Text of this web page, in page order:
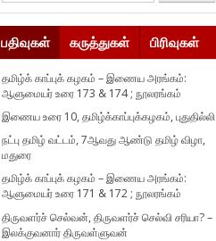
பதிவுகள் கருத்துகள் பிரிவுகள்
தமிழ்க் காப்புக் கழகம் – இணைய அரங்கம்:
ஆளுமையர் உரை 173 & 174 ; நூலரங்கம்
இணைய உரை 10, தமிழ்க்காப்புக்கழகம், புதுதில்லி
நட்பு தமிழ் வட்டம், 7ஆவது ஆண்டு தமிழ் விழா,
மதுரை
தமிழ்க் காப்புக் கழகம் – இணைய அரங்கம்:
ஆளுமையர் உரை 171 & 172 ; நூலரங்கம்
திருவளர்ச் செல்வன், திருவளர்ச் செல்வி சரியா? –
இலக்குவனார் திருவள்ளுவன்